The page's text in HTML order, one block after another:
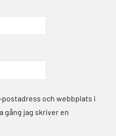
och webbplats i
gång jag skriver en